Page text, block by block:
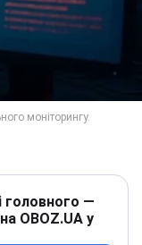
головного —
OBOZ.UA у